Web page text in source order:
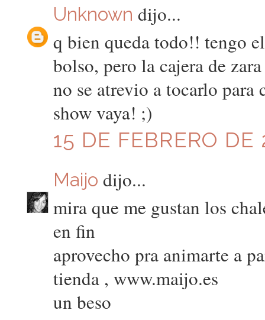
Unknown dijo...
q bien queda todo!! tengo
bolso, pero la cajera de
no se atrevio a tocarlo para
show vaya! ;)
15 DE FEBRERO
Maijo dijo...
mira que me gustan los
en fin
aprovecho pra animarte a
tienda , www.maijo.es
un beso